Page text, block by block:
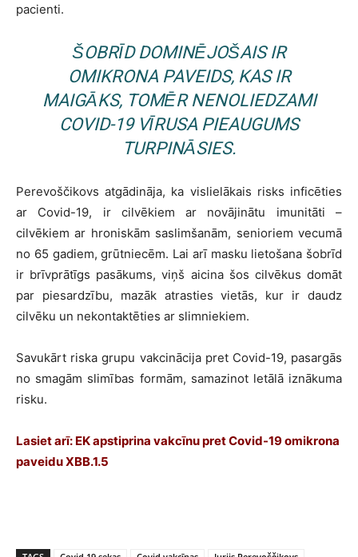
pacienti.
ŠOBRĪD DOMINĒJOŠAIS IR
OMIKRONA PAVEIDS, KAS IR
MAIGĀKS, TOMĒR NENOLIEDZAMI
COVID-19 VĪRUSA PIEAUGUMS
TURPINĀSIES.
Perevoščikovs atgādināja, ka vislielākais risks inficēties
ar Covid-19, ir cilvēkiem ar novājinātu imunitāti –
cilvēkiem ar hroniskām saslimšanām, senioriem vecumā
no 65 gadiem, grūtniecēm. Lai arī masku lietošana šobrīd
ir brīvprātīgs pasākums, viņš aicina šos cilvēkus domāt
par piesardzību, mazāk atrasties vietās, kur ir daudz
cilvēku un nekontaktēties ar slimniekiem.
Savukārt riska grupu vakcinācija pret Covid-19, pasargās
no smagām slimības formām, samazinot letālā iznākuma
risku.
Lasiet arī: EK apstiprina vakcīnu pret Covid-19 omikrona
paveidu XBB.1.5